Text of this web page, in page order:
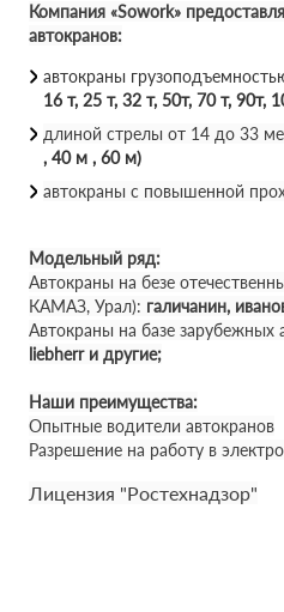
Компания «Sowork»
автокранов:
автокраны
16 т, 25 т, 32 т, 50т, 70 т, 90т,
длиной стрелы от 14 до 33
, 40 м , 60 м)
автокраны с повышенной
Модельный ряд:
Автокраны на безе
КАМАЗ, Урал): галичанин,
Автокраны на базе зарубежных
liebherr и другие;
Наши преимущества:
Опытные водители автокранов
Разрешение на работу в
Лицензия "Ростехнадзор"